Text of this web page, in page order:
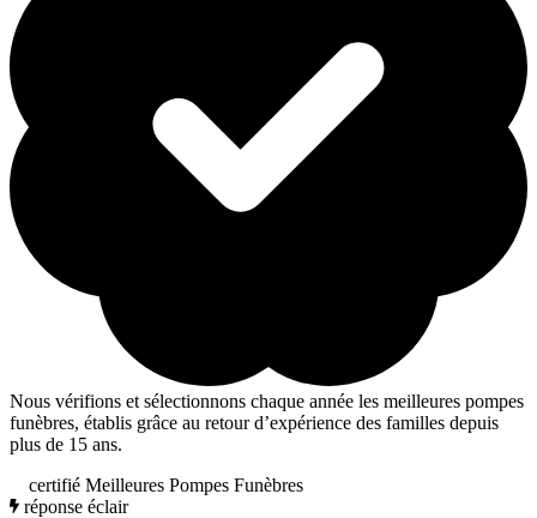
Nous vérifions et sélectionnons chaque année les meilleures pompes
funèbres, établis grâce au retour d’expérience des familles depuis
plus de 15 ans.
certifié Meilleures Pompes Funèbres
réponse éclair